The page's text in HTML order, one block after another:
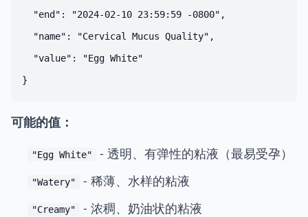
  "end": "2024-02-10 23:59:59 -0800",
  "name": "Cervical Mucus Quality",
  "value": "Egg White"
可能的值：
"Egg White" - 透明、有弹性的粘液（最易受孕）
"Watery" - 稀薄、水样的粘液
"Creamy" - 浓稠、奶油状的粘液